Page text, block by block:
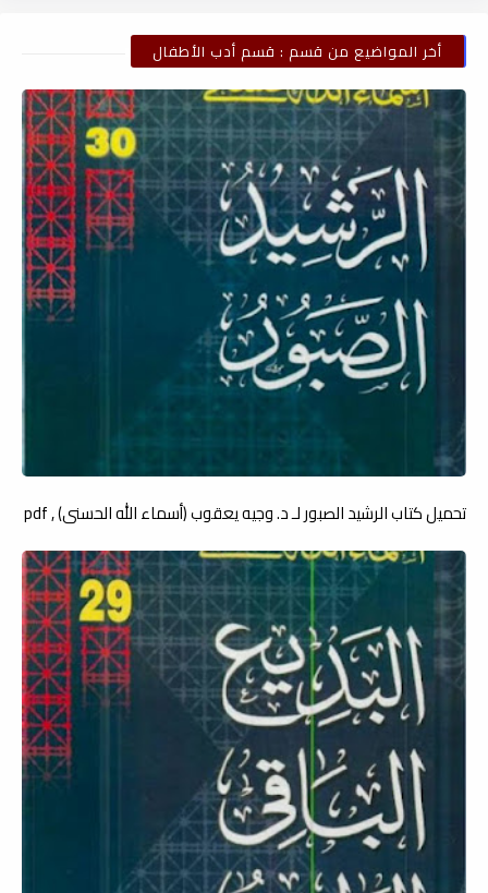
أخر المواضيع من قسم : قسم أدب الأطفال
تحميل كتاب الرشيد الصبور لـ د. وجيه يعقوب (أسماء الله الحسنى) , pdf